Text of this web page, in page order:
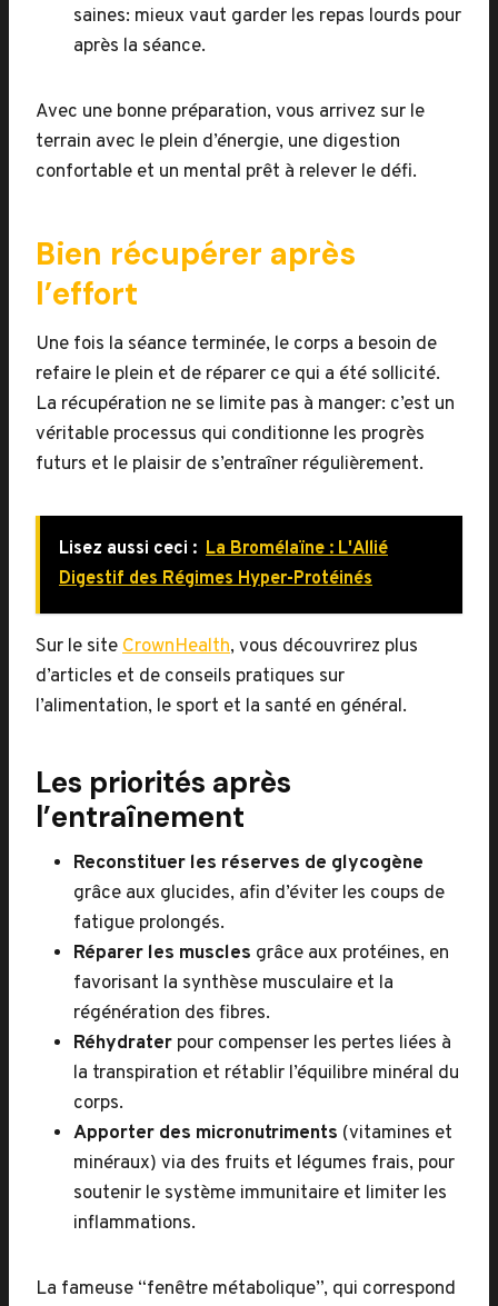
saines: mieux vaut garder les repas lourds pour
après la séance.
Avec une bonne préparation, vous arrivez sur le
terrain avec le plein d’énergie, une digestion
confortable et un mental prêt à relever le défi.
Bien récupérer après
l’effort
Une fois la séance terminée, le corps a besoin de
refaire le plein et de réparer ce qui a été sollicité.
La récupération ne se limite pas à manger: c’est un
véritable processus qui conditionne les progrès
futurs et le plaisir de s’entraîner régulièrement.
Lisez aussi ceci : La Bromélaïne : L'Allié
Digestif des Régimes Hyper-Protéinés
Sur le siteCrownHealth, vous découvrirez plus
d’articles et de conseils pratiques sur
l’alimentation, le sport et la santé en général.
Les priorités après
l’entraînement
Reconstituer les réserves de glycogène
grâce aux glucides, afin d’éviter les coups de
fatigue prolongés.
Réparer les muscles grâce aux protéines, en
favorisant la synthèse musculaire et la
régénération des fibres.
Réhydrater pour compenser les pertes liées à
la transpiration et rétablir l’équilibre minéral du
corps.
Apporter des micronutriments (vitamines et
minéraux) via des fruits et légumes frais, pour
soutenir le système immunitaire et limiter les
inflammations.
La fameuse “fenêtre métabolique”, qui correspond